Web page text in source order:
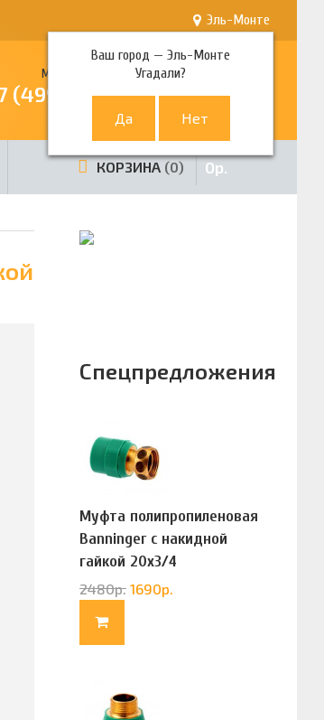
Эль-Монте
Ваш город —Эль-Монте
Угадали?
Многоканальный телефон
(499) 380-80-80
КОРЗИНА 0 0р.
Спецпредложения
Муфта полипропиленовая
Banninger с накидной
гайкой 20х3/4
(G83322020)
2480р. 1690р.